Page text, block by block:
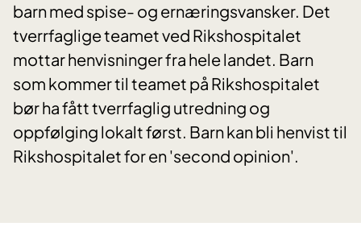
barn med spise- og ernæringsvansker. Det
tverrfaglige teamet ved Rikshospitalet
mottar henvisninger fra hele landet. Barn
som kommer til teamet på Rikshospitalet
bør ha fått tverrfaglig utredning og
oppfølging lokalt først. Barn kan bli henvist til
Rikshospitalet for en 'second opinion'.